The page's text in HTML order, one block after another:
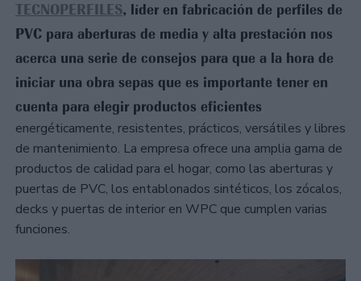
TECNOPERFILES, líder en fabricación de perfiles de
PVC para aberturas de media y alta prestación nos
acerca una serie de consejos para que a la hora de
iniciar una obra sepas que es importante tener en
cuenta para elegir productos eficientes
energéticamente, resistentes, prácticos, versátiles y libres
de mantenimiento. La empresa ofrece una amplia gama de
productos de calidad para el hogar, como las aberturas y
puertas de PVC, los entablonados sintéticos, los zócalos,
decks y puertas de interior en WPC que cumplen varias
funciones.